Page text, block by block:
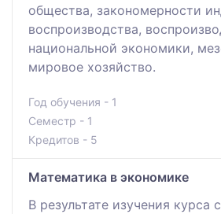
общества, закономерности
воспроизводства,
национальной экономики,
мировое хозяйство.
Год обучения - 1
Семестр - 1
Кредитов - 5
Математика в экономике
В результате изучения курса